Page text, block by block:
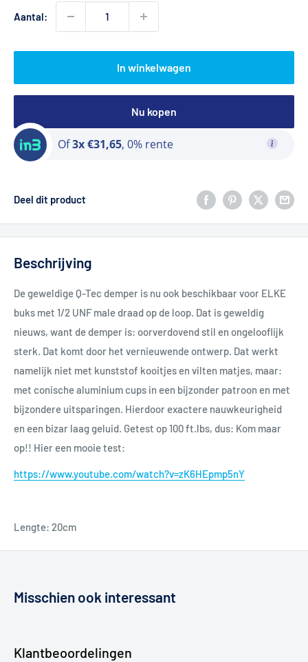
Aantal:
In winkelwagen
Nu kopen
Of3x €31,65, 0% rente
Deel dit product
Beschrijving
De geweldige Q-Tec demper is nu ook beschikbaar voor ELKE
buks met 1/2 UNF male draad op de loop. Dat is geweldig
nieuws, want de demper is: oorverdovend stil en ongelooflijk
sterk. Dat komt door het vernieuwende ontwerp. Dat werkt
namelijk niet met kunststof kooitjes en vilten matjes, maar:
met conische aluminium cups in een bijzonder patroon en met
bijzondere uitsparingen. Hierdoor exactere nauwkeurigheid
en een bizar laag geluid. Getest op 100 ft.lbs, dus: Kom maar
op!! Hier een mooie test:
https://www.youtube.com/watch?v=zK6HEpmp5nY
Lengte: 20cm
Misschien ook interessant
Klantbeoordelingen